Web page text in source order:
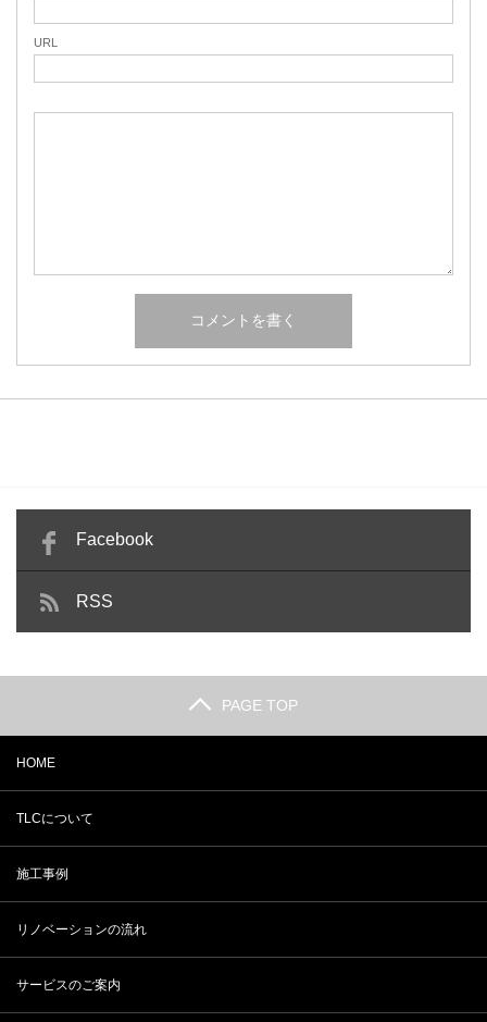
URL
Facebook
RSS
PAGE TOP
HOME
TLCについて
施工事例
リノベーションの流れ
サービスのご案内